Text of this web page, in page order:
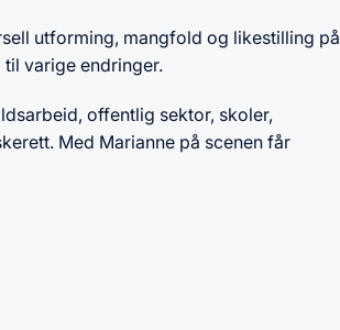
utforming, mangfold og likestilling på
varige endringer.
offentlig sektor, skoler,
Med Marianne på scenen får